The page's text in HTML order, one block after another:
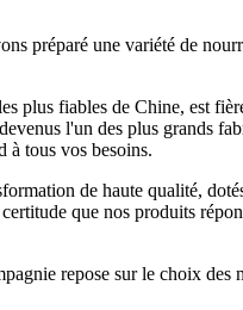
préparé une variété de
fiables de Chine, est
l'un des plus grands
à tous vos besoins.
de haute qualité,
que nos produits
repose sur le choix des